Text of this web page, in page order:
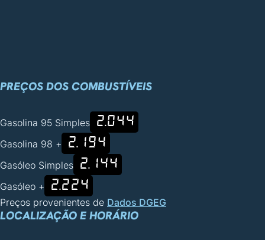
PREÇOS DOS COMBUSTÍVEIS
Gasolina 95 Simples 2.044
Gasolina 98 + 2.194
Gasóleo Simples 2.144
Gasóleo + 2.224
Preços provenientes de Dados DGEG
LOCALIZAÇÃO E HORÁRIO